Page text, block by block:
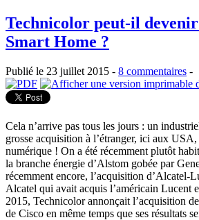
Technicolor peut-il
Smart Home ?
Publié le 23 juillet 2015 - 8 commentaires -
Cela n’arrive pas tous les jours : un
grosse acquisition à l’étranger, ici aux
numérique ! On a été récemment plutôt
la branche énergie d’Alstom gobée par
récemment encore, l’acquisition d’Alcatel-
Alcatel qui avait acquis l’américain Lucent
2015, Technicolor annonçait l’acquisition
de Cisco en même temps que ses résultats